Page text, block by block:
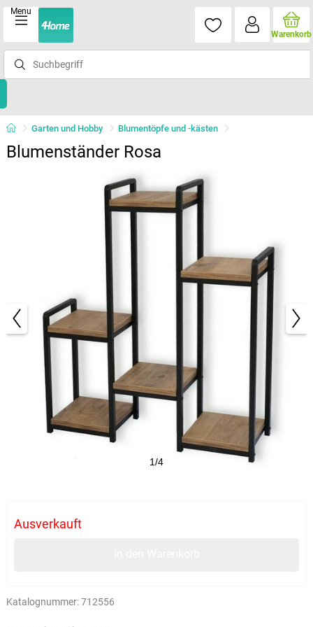
Menu
Warenkorb
Garten und Hobby Blumentöpfe und -kästen
Blumenständer Rosa
1/4
Ausverkauft
Katalognummer:712556